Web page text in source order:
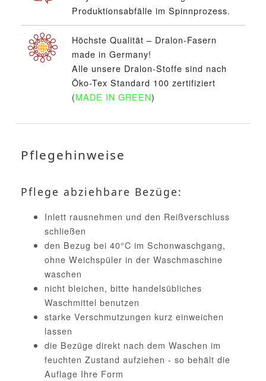
Produktionsabfälle im Spinnprozess.
Höchste Qualität – Dralon-Fasern
made in Germany!
Alle unsere Dralon-Stoffe sind nach
Öko-Tex Standard 100 zertifiziert
(MADE IN GREEN)
Pflegehinweise
Pflege abziehbare Bezüge:
Inlett rausnehmen und den Reißverschluss
schließen
den Bezug bei 40°C im Schonwaschgang,
ohne Weichspüler in der Waschmaschine
waschen
nicht bleichen, bitte handelsübliches
Waschmittel benutzen
starke Verschmutzungen kurz einweichen
lassen
die Bezüge direkt nach dem Waschen im
feuchten Zustand aufziehen - so behält die
Auflage Ihre Form